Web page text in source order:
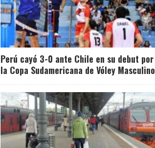
Perú cayó 3-0 ante Chile en su debut por
la Copa Sudamericana de Vóley Masculino